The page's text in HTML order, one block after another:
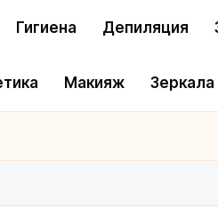
Гигиена Депиляция
Макияж Зеркала